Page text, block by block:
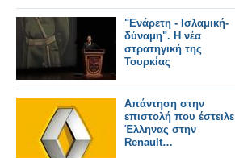
"Ενάρετη - Ισλαμική-
δύναμη". Η νέα
στρατηγική της
Τουρκίας
Απάντηση στην
επιστολή που έστειλε
Έλληνας στην
Renault…